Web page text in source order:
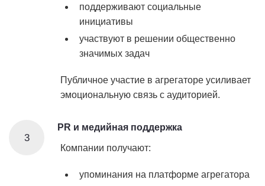
поддерживают социальные
инициативы
участвуют в решении общественно
значимых задач
Публичное участие в агрегаторе усиливает
эмоциональную связь с аудиторией.
3
PR и медийная поддержка
Компании получают:
упоминания на платформе агрегатора